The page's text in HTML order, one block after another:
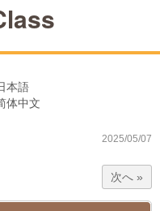
本語
体中文
2025/05/07
次へ »